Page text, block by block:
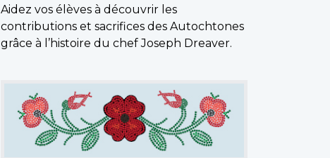
Aidez vos élèves à découvrir les
contributions et sacrifices des Autochtones
grâce à l’histoire du chef Joseph Dreaver.